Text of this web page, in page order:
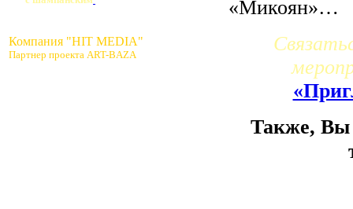
Компания "HIT MEDIA"
Партнер проекта ART-BAZA
«Микоян»…
Также, Вы